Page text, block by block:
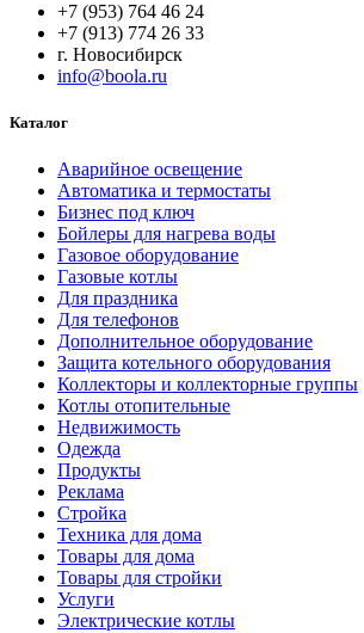
+7 (953) 764 46 24
+7 (913) 774 26 33
г. Новосибирск
info@boola.ru
Каталог
Аварийное освещение
Автоматика и термостаты
Бизнес под ключ
Бойлеры для нагрева воды
Газовое оборудование
Газовые котлы
Для праздника
Для телефонов
Дополнительное оборудование
Защита котельного оборудования
Коллекторы и коллекторные группы
Котлы отопительные
Недвижимость
Одежда
Продукты
Реклама
Стройка
Техника для дома
Товары для дома
Товары для стройки
Услуги
Электрические котлы